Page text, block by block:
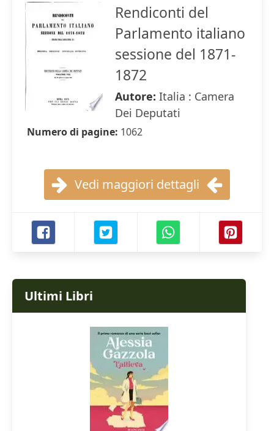
Rendiconti del
Parlamento italiano
sessione del 1871-
1872
Autore: Italia : Camera
Dei Deputati
Numero di pagine: 1062
Vedi maggiori dettagli
Ultimi Libri